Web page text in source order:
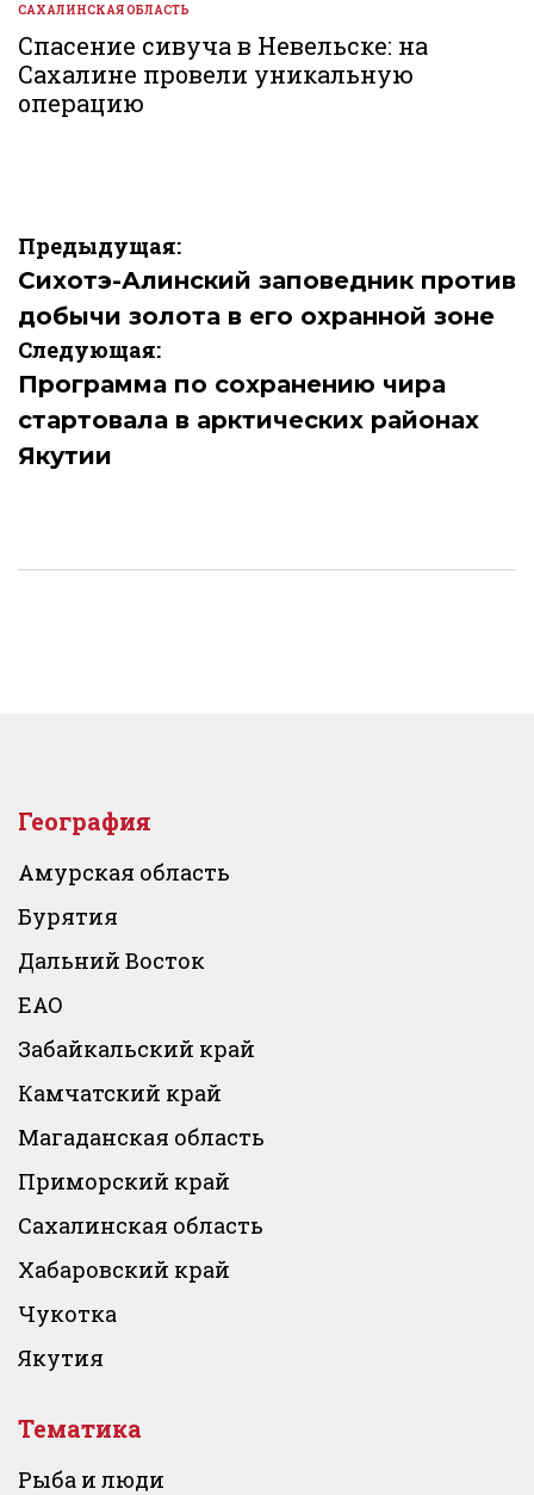
ОПУБЛИКОВАНО
В
САХАЛИНСКАЯ ОБЛАСТЬ
Спасение сивуча в Невельске: на
Сахалине провели уникальную
операцию
Навигация
по
записям
Предыдущая:
Сихотэ-Алинский заповедник против
добычи золота в его охранной зоне
Следующая:
Программа по сохранению чира
стартовала в арктических районах
Якутии
География
Амурская область
Бурятия
Дальний Восток
ЕАО
Забайкальский край
Камчатский край
Магаданская область
Приморский край
Сахалинская область
Хабаровский край
Чукотка
Якутия
Тематика
Рыба и люди